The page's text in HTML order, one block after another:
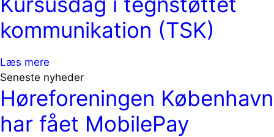
kommunikation (TSK)
Læs mere
Seneste nyheder
Høreforeningen København
har fået MobilePay